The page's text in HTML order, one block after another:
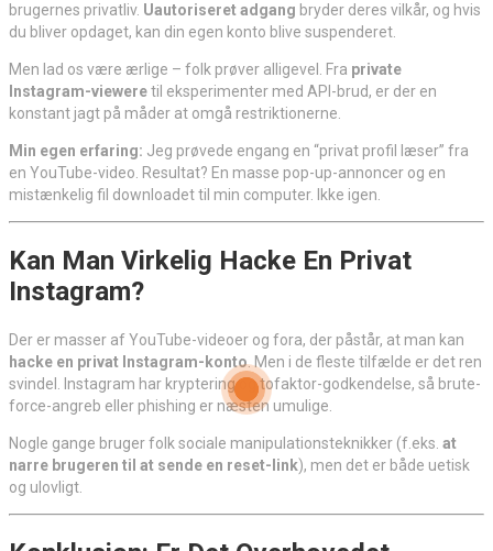
brugernes privatliv. Uautoriseret adgang bryder deres vilkår, og hvis
du bliver opdaget, kan din egen konto blive suspenderet.
Men lad os være ærlige – folk prøver alligevel. Fra private
Instagram-vieweretil eksperimenter med API-brud, er der en
konstant jagt på måder at omgå restriktionerne.
Min egen erfaring: Jeg prøvede engang en “privat profil læser” fra
en YouTube-video. Resultat? En masse pop-up-annoncer og en
mistænkelig fil downloadet til min computer. Ikke igen.
Kan Man Virkelig Hacke En Privat
Instagram?
Der er masser af YouTube-videoer og fora, der påstår, at man kan
hacke en privat Instagram-konto. Men i de fleste tilfælde er det ren
svindel. Instagram har kryptering og tofaktor-godkendelse, så brute-
force-angreb eller phishing er næsten umulige.
Nogle gange bruger folk sociale manipulationsteknikker (f.eks. at
narre brugeren til at sende en reset-link), men det er både uetisk
og ulovligt.